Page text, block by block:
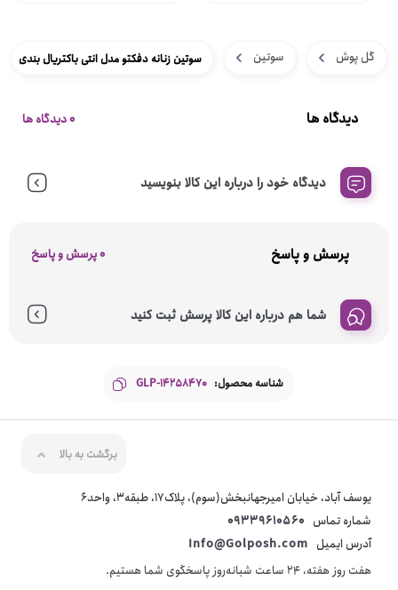
گل پوش سوتین سوتین زنانه دفکتو مدل انتی باکتریال بندی
دیدگاه ها 0 دیدگاه ها
دیدگاه خود را درباره این کالا بنویسید
پرسش و پاسخ 0 پرسش و پاسخ
شما هم درباره این کالا پرسش ثبت کنید
شناسه محصول: GLP-14258470
برگشت به بالا
یوسف آباد، خیابان امیرجهانبخش(سوم)، پلاک17، طبقه3، واحد6
شماره تماس 09339610560
آدرس ایمیل Info@Golposh.com
هفت روز هفته، ۲۴ ساعت شبانه‌روز پاسخگوی شما هستیم.